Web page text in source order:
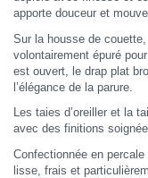
apporte douceur et
Sur la housse de
volontairement épuré
est ouvert, le drap plat
l’élégance de la parure.
Les taies d’oreiller et la
avec des finitions
Confectionnée en
lisse, frais et